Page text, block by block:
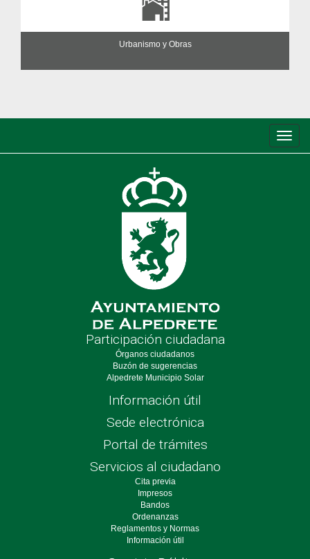
Urbanismo y Obras
de
Participación ciudadana
Órganos ciudadanos
Buzón de sugerencias
Alpedrete Municipio Solar
Información útil
Sede electrónica
Portal de trámites
Servicios al ciudadano
Cita previa
Impresos
Bandos
Ordenanzas
Reglamentos y Normas
Información útil